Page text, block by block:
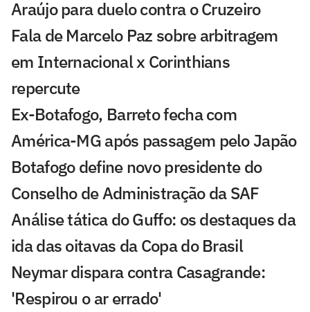
Araújo para duelo contra o Cruzeiro
Fala de Marcelo Paz sobre arbitragem
em Internacional x Corinthians
repercute
Ex-Botafogo, Barreto fecha com
América-MG após passagem pelo Japão
Botafogo define novo presidente do
Conselho de Administração da SAF
Análise tática do Guffo: os destaques da
ida das oitavas da Copa do Brasil
Neymar dispara contra Casagrande:
'Respirou o ar errado'